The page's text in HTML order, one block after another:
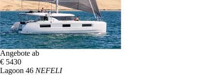
Angebote ab
€ 5430
Lagoon 46 NEFELI